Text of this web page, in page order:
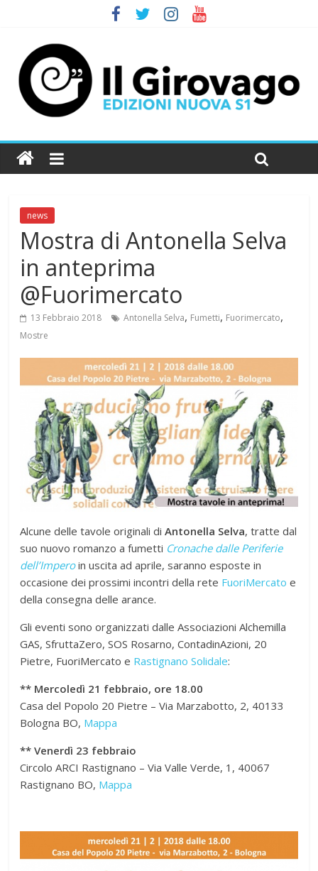
news
Mostra di Antonella Selva
in anteprima
@Fuorimercato
13 Febbraio 2018 Antonella Selva, Fumetti, Fuorimercato,
Mostre
Alcune delle tavole originali diAntonella Selva, tratte dal
suo nuovo romanzo a fumetti Cronache dalle Periferie
dell’Imperoin uscita ad aprile, saranno esposte in
occasione dei prossimi incontri della rete FuoriMercato e
della consegna delle arance.
Gli eventi sono organizzati dalle Associazioni Alchemilla
GAS, SfruttaZero, SOS Rosarno, ContadinAzioni, 20
Pietre, FuoriMercato e Rastignano Solidale:
** Mercoledì 21 febbraio, ore 18.00
Casa del Popolo 20 Pietre – Via Marzabotto, 2, 40133
Bologna BO, Mappa
** Venerdì 23 febbraio
Circolo ARCI Rastignano – Via Valle Verde, 1, 40067
Rastignano BO, Mappa